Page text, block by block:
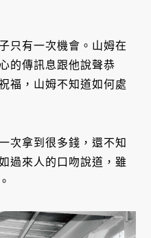
只有一次機會。山姆在
的傳訊息跟他說聲恭
福，山姆不知道如何處
次拿到很多錢，還不知
過來人的口吻說道，雖